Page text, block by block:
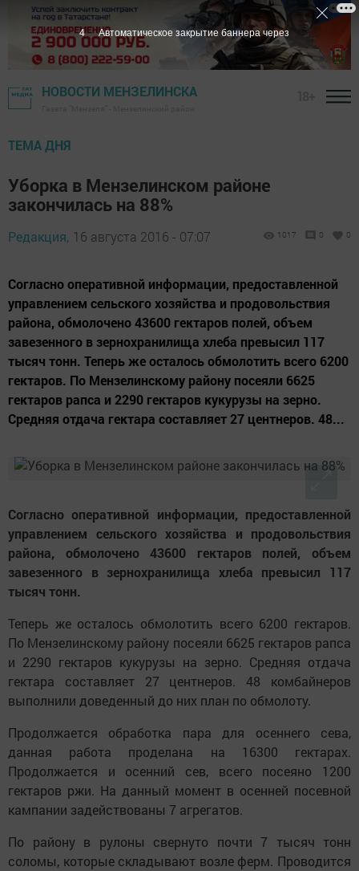
НОВОСТИ МЕНЗЕЛИНСКА
ТЕМА ДНЯ
Уборка в Мензелинском районе
закончилась на 88%
Редакция, 16 августа 2016 - 07:07 1017 0 0
Согласно оперативной информации, предоставленной
управлением сельского хозяйства и продовольствия
района, обмолочено 43600 гектаров полей, объем
завезенного в зернохранилища хлеба превысил 117
тысяч тонн. Теперь же осталось обмолотить всего 6200
гектаров. По Мензелинскому району посеяли 6625
гектаров рапса и 2290 гектаров кукурузы на зерно.
Средняя отдача гектара составляет 27 центнеров. 48...
Согласно оперативной информации, предоставленной
управлением сельского хозяйства и продовольствия
района, обмолочено 43600 гектаров полей, объем
завезенного в зернохранилища хлеба превысил 117
тысяч тонн.
Теперь же осталось обмолотить всего 6200 гектаров.
По Мензелинскому району посеяли 6625 гектаров рапса
и 2290 гектаров кукурузы на зерно. Средняя отдача
гектара составляет 27 центнеров. 48 комбайнеров
выполнили доведенный до них план по обмолоту.
Продолжается обработка пара для осеннего сева,
данная работа проделана на 16300 гектарах.
Продолжается и осенний сев, всего посеяно 1200
гектаров ржи. На данный момент в осенней посевной
кампании задействованы 7 агрегатов.
По району в рулоны свернуто почти 7 тысяч тонн
соломы, которые складывают возле ферм. Проводится
3 Автоматическое закрытие баннера через